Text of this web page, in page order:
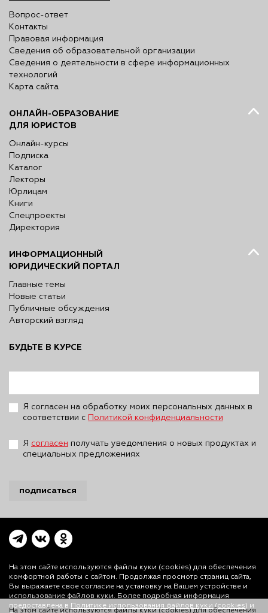
Вопрос-ответ
Контакты
Правовая информация
Сведения об образовательной организации
Сведения о деятельности в сфере информационных
технологий
Карта сайта
ОНЛАЙН-ОБРАЗОВАНИЕ
ДЛЯ ЮРИСТОВ
Онлайн-курсы
Подписка
Каталог
Лекторы
Юрлицам
Книги
Спецпроекты
Директория
ИНФОРМАЦИОННЫЙ
ЮРИДИЧЕСКИЙ ПОРТАЛ
Главные темы
Новые статьи
Публичные обсуждения
Авторский взгляд
БУДЬТЕ В КУРСЕ
Я согласен на обработку моих персональных данных в
соответствии с
Политикой конфиденциальности
Я согласен получать уведомления о новых продуктах и
специальных предложениях
подписаться
На этом сайте используются файлы куки (cookies) для обеспечения
комфортной работы с сайтом. Продолжая просмотр страниц сайта,
Вы выражаете свое согласие на установку на Вашем устройстве и
использование файлов куки. Более подробная информация
предоставлена в Политике использования файлов куки (cookies) и
На этом сайте используются файлы куки (cookies) для обеспечения
комфортной работы с сайтом. Продолжая просмотр страниц сайта,